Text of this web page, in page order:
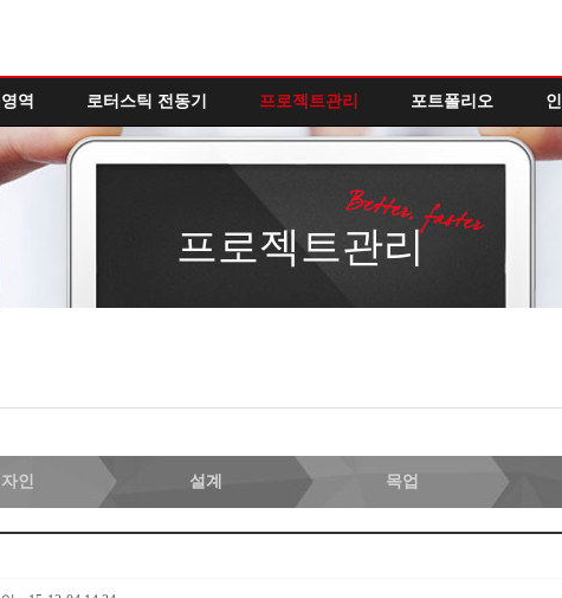
역 로터스틱 전동기 프로젝트관리 포트폴리오
프로젝트관리
인 설계 목업